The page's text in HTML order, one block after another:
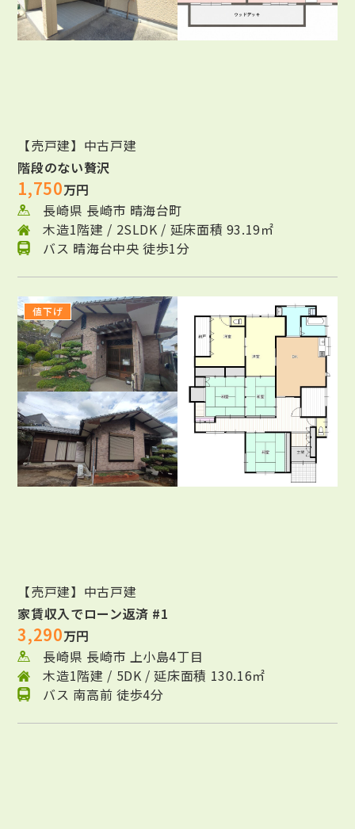
【売戸建】中古戸建
階段のない贅沢
1,750万円
長崎県 長崎市 晴海台町
木造1階建 / 2SLDK / 延床面積 93.19㎡
バス 晴海台中央 徒歩1分
値下げ
【売戸建】中古戸建
家賃収入でローン返済 #1
3,290万円
長崎県 長崎市 上小島4丁目
木造1階建 / 5DK / 延床面積 130.16㎡
バス 南高前 徒歩4分